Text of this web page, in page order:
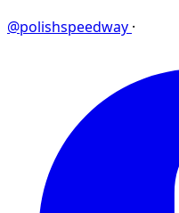
@polishspeedway ·